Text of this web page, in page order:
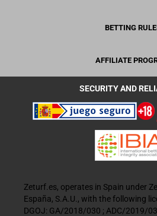
BETTING
AFFILIATE
SECURITY AND
Zeturf.es, operates in Spain under
España, S.A.U., with the following
DGOJ: GA/2018/030 ; ADC/2019/